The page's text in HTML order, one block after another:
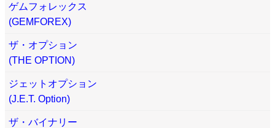
ゲムフォレックス
(GEMFOREX)
ザ・オプション
(THE OPTION)
ジェットオプション
(J.E.T. Option)
ザ・バイナリー